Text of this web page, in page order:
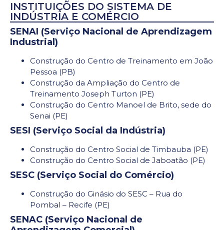
INSTITUIÇÕES DO SISTEMA DE
INDÚSTRIA E COMÉRCIO
SENAI (Serviço Nacional de Aprendizagem
Industrial)
Construção do Centro de Treinamento em João
Pessoa (PB)
Construção da Ampliação do Centro de
Treinamento Joseph Turton (PE)
Construção do Centro Manoel de Brito, sede do
Senai (PE)
SESI (Serviço Social da Indústria)
Construção do Centro Social de Timbauba (PE)
Construção do Centro Social de Jaboatão (PE)
SESC (Serviço Social do Comércio)
Construção do Ginásio do SESC – Rua do
Pombal – Recife (PE)
SENAC (Serviço Nacional de